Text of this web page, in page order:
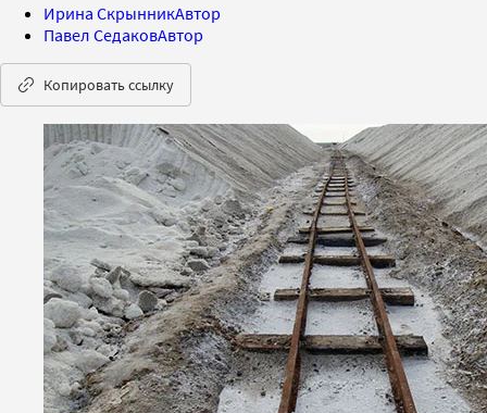
Ирина СкрынникАвтор
Павел СедаковАвтор
Копировать ссылку